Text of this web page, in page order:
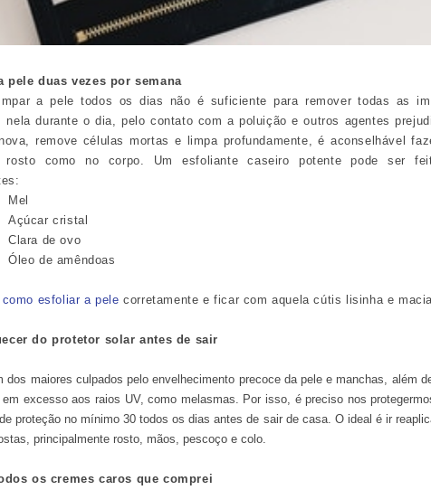
pele duas vezes por semana
a pele todos os dias não é suficiente para remover todas as
nela durante o dia, pelo contato com a poluição e outros agentes
remove células mortas e limpa profundamente, é aconselhável
rosto como no corpo. Um esfoliante caseiro potente pode ser
Mel
Açúcar cristal
Clara de ovo
Óleo de amêndoas
esfoliar a pele corretamente e ficar com aquela cútis lisinha e macia.
do protetor solar antes de sair
dos maiores culpados pelo envelhecimento precoce da pele e manchas, além
em excesso aos raios UV, como melasmas. Por isso, é preciso nos
proteção no mínimo 30 todos os dias antes de sair de casa. O ideal é ir
principalmente rosto, mãos, pescoço e colo.
os cremes caros que comprei